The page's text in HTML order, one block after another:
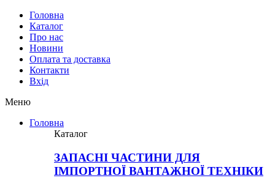
Головна
Каталог
Про нас
Новини
Оплата та доставка
Контакти
Вхiд
Меню
Головна
Каталог
ЗАПАСНІ ЧАСТИНИ ДЛЯ
ІМПОРТНОЇ ВАНТАЖНОЇ ТЕХНІКИ